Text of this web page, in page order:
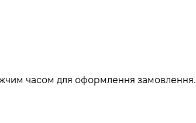
часом для оформлення замовлення.